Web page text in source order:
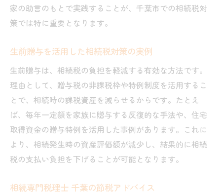
家の助言のもとで実践することが、千葉市での相続税対
策では特に重要となります。
生前贈与を活用した相続税対策の実例
生前贈与は、相続税の負担を軽減する有効な方法です。
理由として、贈与税の非課税枠や特例制度を活用するこ
とで、相続時の課税資産を減らせるからです。たとえ
ば、毎年一定額を家族に贈与する反復的な手法や、住宅
取得資金の贈与特例を活用した事例があります。これに
より、相続発生時の資産評価額が減少し、結果的に相続
税の支払い負担を下げることが可能となります。
相続専門税理士 千葉の節税アドバイス